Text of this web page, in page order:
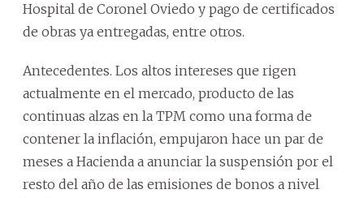
Hospital de Coronel Oviedo y pago de certificados
de obras ya entregadas, entre otros.
Antecedentes. Los altos intereses que rigen
actualmente en el mercado, producto de las
continuas alzas en la TPM como una forma de
contener la inflación, empujaron hace un par de
meses a Hacienda a anunciar la suspensión por el
resto del año de las emisiones de bonos a nivel